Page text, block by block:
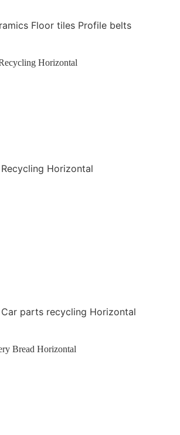
Floor tiles Profile belts
Horizontal
parts recycling Horizontal